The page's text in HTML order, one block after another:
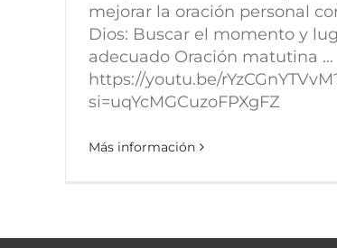
mejorar la oración personal
Dios: Buscar el momento y
adecuado Oración matutina ...
https://youtu.be/
si=uqYcMGCuzoFPXgFZ
Más información